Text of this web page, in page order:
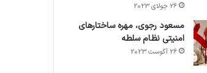
26 جولای 2023
مسعود رجوی، مهره ساختارهای
امنیتی نظام سلطه
26 آگوست 2023